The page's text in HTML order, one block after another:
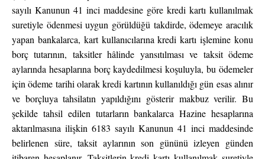
sayılı Kanunun 41 inci maddesine göre kredi kartı kullanılmak
suretiyle ödenmesi uygun görüldüğü takdirde, ödemeye aracılık
yapan bankalarca, kart kullanıcılarına kredi kartı işlemine konu
borç tutarının, taksitler hâlinde yansıtılması ve taksit ödeme
aylarında hesaplarına borç kaydedilmesi koşuluyla, bu ödemeler
için ödeme tarihi olarak kredi kartının kullanıldığı gün esas alınır
ve borçluya tahsilatın yapıldığını gösterir makbuz verilir. Bu
şekilde tahsil edilen tutarların bankalarca Hazine hesaplarına
aktarılmasına ilişkin 6183 sayılı Kanunun 41 inci maddesinde
belirlenen süre, taksit aylarının son gününü izleyen günden